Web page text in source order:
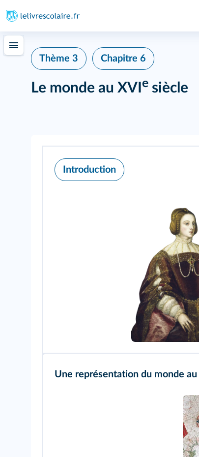
Thème 3 Chapitre 6
Le monde au XVI e siècle
Introduction
Une représentation du monde au